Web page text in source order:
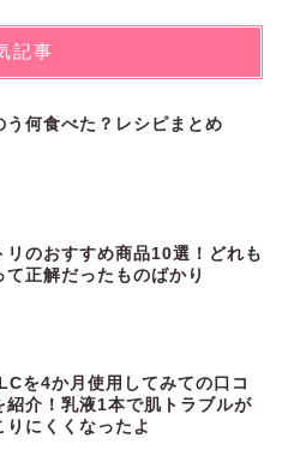
記事
う何食べた？レシピまとめ
リのおすすめ商品10選！どれも
て正解だったものばかり
を4か月使用してみての口コ
紹介！乳液1本で肌トラブルが
りにくくなったよ